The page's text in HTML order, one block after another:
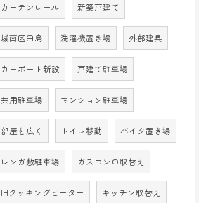
カーテンレール 新築戸建て
城南区田島 洗濯機置き場 外部建具
カーポート新設 戸建て駐車場
共用駐車場 マンション駐車場
部屋を広く トイレ移動 バイク置き場
レンガ敷駐車場 ガスコンロ取替え
IHクッキングヒーター キッチン取替え